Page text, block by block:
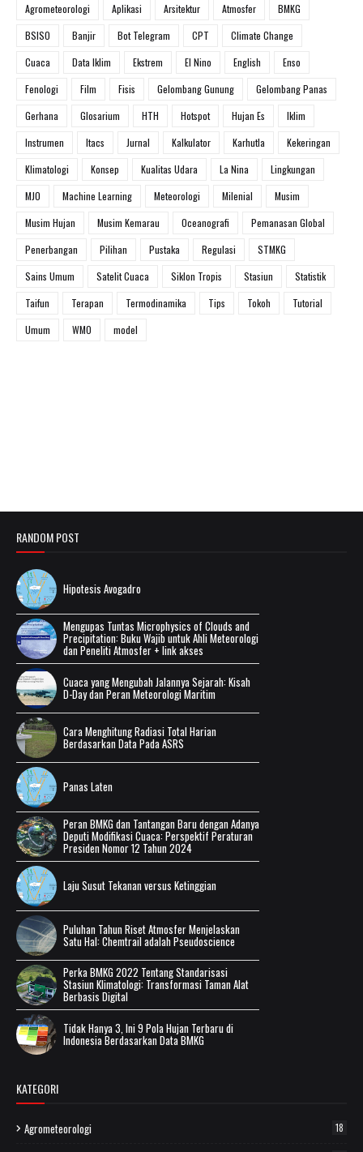
Agrometeorologi Aplikasi Arsitektur Atmosfer
BMKG
BSISO
Banjir Bot Telegram CPT
Climate Change
Cuaca
Data Iklim Ekstrem El Nino English
Enso
Fenologi
Film Fisis Gelombang Gunung
Gelombang Panas
Gerhana
Glosarium HTH Hotspot Hujan Es
Iklim
Instrumen
Itacs Jurnal Kalkulator Karhutla
Kekeringan
Klimatologi
Konsep Kualitas Udara La Nina
Lingkungan
MJO
Machine Learning Meteorologi Milenial
Musim
Musim Hujan
Musim Kemarau Oceanografi
Pemanasan Global
Penerbangan
Pilihan Pustaka Regulasi
STMKG
Sains Umum
Satelit Cuaca Siklon Tropis Stasiun
Statistik
Taifun
Terapan Termodinamika Tips Tokoh
Tutorial
Umum
WMO model
RANDOM POST
Hipotesis Avogadro
Mengupas Tuntas Microphysics of Clouds and
Precipitation: Buku Wajib untuk Ahli Meteorologi
dan Peneliti Atmosfer + link akses
Cuaca yang Mengubah Jalannya Sejarah: Kisah
D-Day dan Peran Meteorologi Maritim
Cara Menghitung Radiasi Total Harian
Berdasarkan Data Pada ASRS
Panas Laten
Peran BMKG dan Tantangan Baru dengan Adanya
Deputi Modifikasi Cuaca: Perspektif Peraturan
Presiden Nomor 12 Tahun 2024
Laju Susut Tekanan versus Ketinggian
Puluhan Tahun Riset Atmosfer Menjelaskan
Satu Hal: Chemtrail adalah Pseudoscience
Perka BMKG 2022 Tentang Standarisasi
Stasiun Klimatologi: Transformasi Taman Alat
Berbasis Digital
Tidak Hanya 3, Ini 9 Pola Hujan Terbaru di
Indonesia Berdasarkan Data BMKG
KATEGORI
Agrometeorologi 18